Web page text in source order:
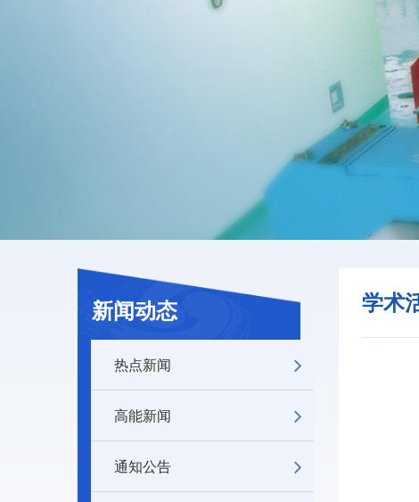
新闻动态
热点新闻
高能新闻
通知公告
学术